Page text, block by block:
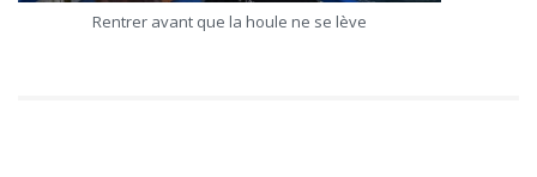
Rentrer avant que la houle ne se lève